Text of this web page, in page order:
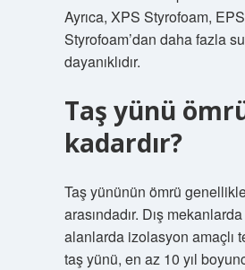
Ayrıca, XPS Styrofoam, EPS
Styrofoam’dan daha fazla
dayanıklıdır.
Taş yünü
kadardır?
Taş yününün ömrü
arasındadır. Dış
alanlarda izolasyon amaçlı
taş yünü, en az 10 yıl